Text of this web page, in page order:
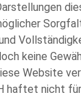
keine
Website
haftet nicht